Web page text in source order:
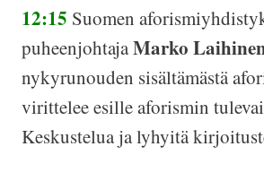
12:15 Suomen
puheenjohtajaMarko
nykyrunouden sisältämästä
virittelee esille aforismin
Keskustelua ja lyhyitä